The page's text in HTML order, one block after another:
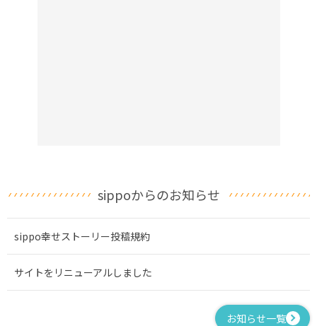
sippoからのお知らせ
sippo幸せストーリー投稿規約
サイトをリニューアルしました
お知らせ一覧